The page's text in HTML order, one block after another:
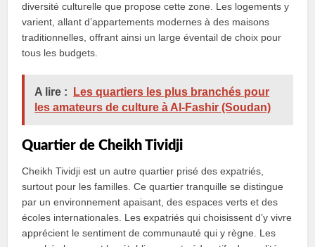
diversité culturelle que propose cette zone. Les logements y
varient, allant d’appartements modernes à des maisons
traditionnelles, offrant ainsi un large éventail de choix pour
tous les budgets.
A lire :
Les quartiers les plus branchés pour
les amateurs de culture à Al-Fashir (Soudan)
Quartier de Cheikh Tividji
Cheikh Tividji est un autre quartier prisé des expatriés,
surtout pour les familles. Ce quartier tranquille se distingue
par un environnement apaisant, des espaces verts et des
écoles internationales. Les expatriés qui choisissent d’y vivre
apprécient le sentiment de communauté qui y règne. Les